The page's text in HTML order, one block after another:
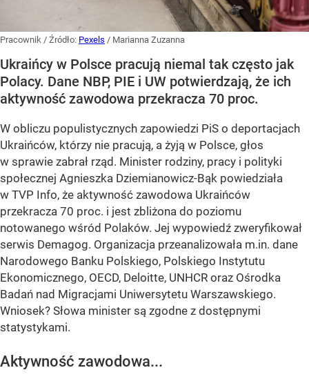
Pracownik / Źródło: Pexels / Marianna Zuzanna
Ukraińcy w Polsce pracują niemal tak często jak
Polacy. Dane NBP, PIE i UW potwierdzają, że ich
aktywność zawodowa przekracza 70 proc.
W obliczu populistycznych zapowiedzi PiS o deportacjach
Ukraińców, którzy nie pracują, a żyją w Polsce, głos
w sprawie zabrał rząd. Minister rodziny, pracy i polityki
społecznej Agnieszka Dziemianowicz-Bąk powiedziała
w TVP Info, że aktywność zawodowa Ukraińców
przekracza 70 proc. i jest zbliżona do poziomu
notowanego wśród Polaków. Jej wypowiedź zweryfikował
serwis Demagog. Organizacja przeanalizowała m.in. dane
Narodowego Banku Polskiego, Polskiego Instytutu
Ekonomicznego, OECD, Deloitte, UNHCR oraz Ośrodka
Badań nad Migracjami Uniwersytetu Warszawskiego.
Wniosek? Słowa minister są zgodne z dostępnymi
statystykami.
Aktywność zawodowa...